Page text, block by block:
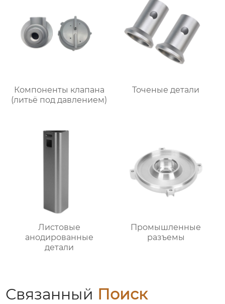
Компоненты клапана
(литьё под давлением)
Точеные детали
Листовые
анодированные
детали
Промышленные
разъемы
Связанный Поиск